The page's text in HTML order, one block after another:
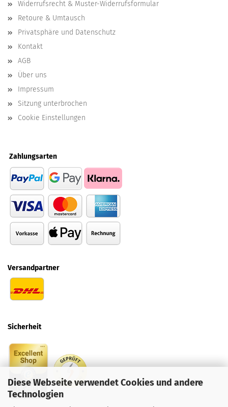
Diese Webseite verwendet Cookies und andere
Technologien
Widerrufsrecht & Muster-Widerrufsformular
Retoure & Umtausch
Privatsphäre und Datenschutz
Kontakt
AGB
Über uns
Impressum
Sitzung unterbrochen
Cookie Einstellungen
Zahlungsarten
Versandpartner
Sicherheit